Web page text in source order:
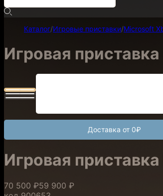
Каталог/Игровые приставки/Microsoft
Игровая
Доставка от 0₽
Игровая
70 500 ₽59 900 ₽